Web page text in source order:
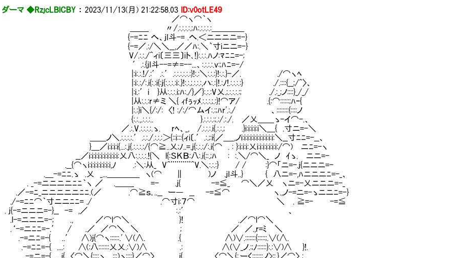
ダーマ ◆RzjcLBlCBY ： 2023/11/13(月) 21:22:58.03
ID:v0otLE49
／⌒ヽ⌒｀ヽ
＿＿_ 〃/.:.:.:.:.;ﾊ:.:.:.:.:＿＿＿＿
{-=ﾆﾆ へ、jI斗-= .へ.＜ニニニニ=-}
{-=／.:/＼＼__,／／ﾊ:.＼｀寸iニニ=-}
V/.:.:./^ィi〔三三〕iト､!}:.:.:.ﾊノ:ﾏﾆﾆ=-;
′.:.{jI斗--=≠=--...、:.:.:.:.v:;ﾊﾆ=-/
|:i:.:.!/.:′.:.′.:.:.:.:.:.:}!:.:＼:.:.:}!:.:.}-／. ./⌒ヽﾍ
|:i:.:/:.i{:.:i{:j{:.:.:.:i:.}!:.:.;.:.:.:,ハ:.:|!.:ﾉ!.:.:.:.:} ./.::::{__;/^〉、
|:i.:′iⅣ}从:.:.:.i;ﾊ:./}／}:.:.:V乂.;.:.:.:.:; ./.:_;ノ::::}_/_/
|从:.:.:r≠ミ ＼{ ｨfぅｯﾒ.:.:.:.;.:}!⌒ア/ .{:⌒::::::;ﾊｰ{
|:.:}i＼{/:/: 〈! :/:/⌒ムイ:.:;ﾊr'.:./ 、::::::::{::::ノ
{:.:.,.:.:.:.. }.:.:.:.:;.:/.:./. ／乂＿＿ゝ-イ⌒-.、
／.:.V.:.:.:.:.ゝ. rﾍ、_, /.:.:.:.i{.:.:.; .}i:i:i:i:i＼＿{ .寸ニ=-＼
＿＿ノ＼.:.:.:.:.′.:.:./.:.:.:＞{::i:::{ィi〔.′.:.;:i{／＿_,ノi:i:i:i:i:i:i:i:i:i:i:＼__寸ﾆﾆ=-__、
}＿／i:i:i:i{...:.j{.:.:.:.:/{⌒≧..乂;ﾉ..=.j{:.:.:/:.i{⌒ . : }:i:i:i:乂i:i:i:i:i:i:i:/⌒)Ⅵニﾆ=-ヽ
__／i:i:i:i:i:i:i:i:i:i:乂八:.:.:.:.!{＼ l{:ＳＫＢ:八:.i{::.;ﾊ : :.＼/⌒＼_ ノ ｲゝ.Ⅶニニ=-
.__{⌒ヽi:i:i:i:i:i:i:i,ﾉ .:＼:从_ V^¨¨¨¨¨^V.＼:.:.:} / / :}⌒「ニ=-.j{ニニニ=-
.＿-=ﾆﾆ.ゝ .乂 _...＿＿＿＿ ヽ(⌒ ∥ )ノ .jI斗..} { 八ニ=-,ﾊニニニﾆ=-_、
. _-=ニニニニﾆﾆ｀ヽ ／ .＿＿_ =- .j{ -=≦_ ⌒＼／乂 ヽニ=-乂ニニニ=-_
.／-=ﾆ_ニニニニニﾆﾆ.(／ .⌒≧ｓ｡..__ ー― __ -=≦⌒ ヽ.,ノ-=ニ=-ゝニニﾆ=-}
./-=ﾆﾆ⌒｀寸ニニﾆﾆ= ./ .⌒寸i:７⌒ ＼ . ≧=- -=≦
. j{-=ニニニ=-}__ -= ,／ :.:′ 、
.l-=ニニニ=-; ., ／⌒l⌒＼ }! .／⌒l⌒＼
.‘-=ニﾆﾆ=-.′ / .／ ／⌒＼ ＼ ; ／ ／.,r=ﾐ ＼
.-=ニﾆ=-{ ..′ ∧)j{⌒ヽ::::::.' ∨(∧. .{ ∧)∨.:::::::{:::::;.∨(∧.
.-=ﾆﾆ=-{ ....: ∧(:八:::::::乂乂.:∨)∧ .: ∧(∨_ノ.:;ﾉ::::::}:.:∨)∧ }!.
.-=ニ=-{ ...i{ 〈⌒＼{::::ゝ___:::)ゝ::::}／⌒〉 i{ .〈⌒＼{:.ーく:::::::ノ>::.}／⌒〉 ;.